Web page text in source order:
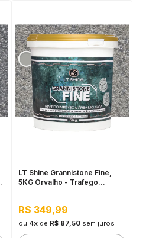
LT Shine Grannistone Fine,
5KG Orvalho - Trafego
R$ 349,99
ou 4xde R$ 87,50 sem juros